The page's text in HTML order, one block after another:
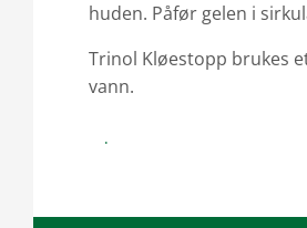
huden. Påfør gelen i
Trinol Kløestopp brukes
vann.
Finn forhandler af